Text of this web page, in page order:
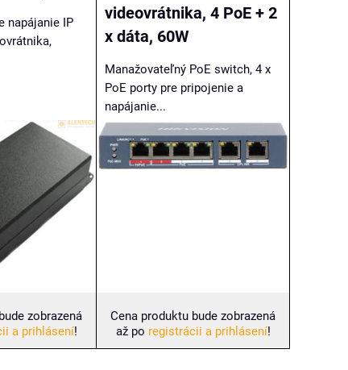
napájanie IP
zobrazená
a prihlásení!
videovrátnika, 4 PoE + 2
x dáta, 60W
Manažovateľný PoE switch, 4 x
PoE porty pre pripojenie a
napájanie...
Cena produktu bude zobrazená
až po registrácii a prihlásení!